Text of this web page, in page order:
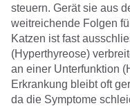
steuern. Gerät sie aus
weitreichende Folgen
Katzen ist fast
(Hyperthyreose)
an einer Unterfunktion
Erkrankung bleibt oft
da die Symptome